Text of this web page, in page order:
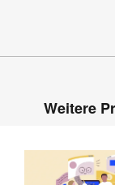
Weitere